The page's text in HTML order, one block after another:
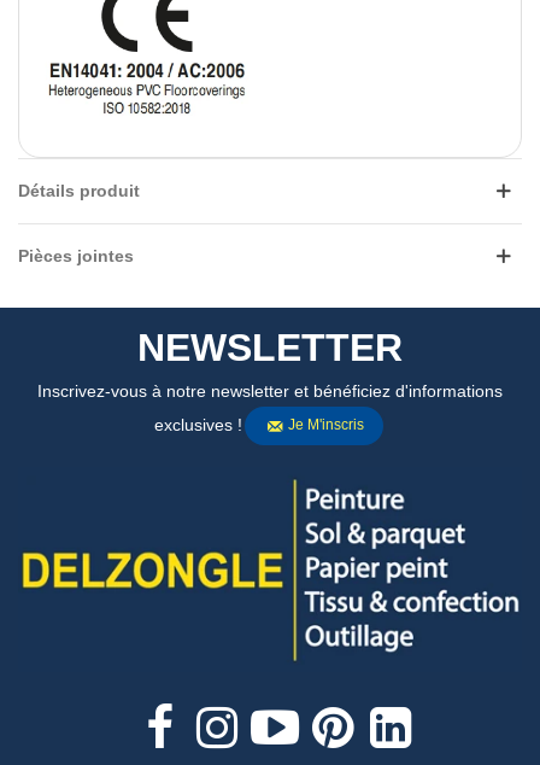
Détails produit
Pièces jointes
NEWSLETTER
Inscrivez-vous à notre newsletter et bénéficiez d'informations
exclusives !
Je M'inscris